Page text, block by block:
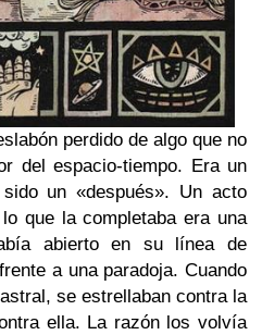
perdido de algo que no
del espacio-tiempo. Era un
un «después». Un acto
que la completaba era una
abierto en su línea de
a una paradoja. Cuando
se estrellaban contra la
ella. La razón los volvía